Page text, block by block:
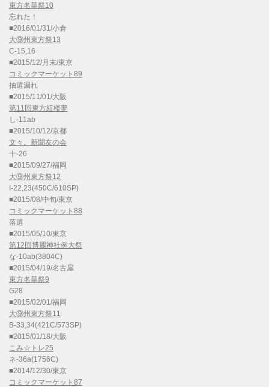
東方名華祭10
忘れた！
■2016/01/31/小倉
大⑨州東方祭13
C-15,16
■2015/12/月末/東京
コミックマーケット89
抽選漏れ
■2015/11/01/大阪
第11回東方紅楼夢
し-11ab
■2015/10/12/京都
文々。新聞友の会
十-26
■2015/09/27/福岡
大⑨州東方祭12
I-22,23(450C/610SP)
■2015/08/中旬/東京
コミックマーケット88
落選
■2015/05/10/東京
第12回博麗神社例大祭
な-10ab(3804C)
■2015/04/19/名古屋
東方名華祭9
G28
■2015/02/01/福岡
大⑨州東方祭11
B-33,34(421C/573SP)
■2015/01/18/大阪
こみ☆トレ25
ネ-36a(1756C)
■2014/12/30/東京
コミックマーケット87